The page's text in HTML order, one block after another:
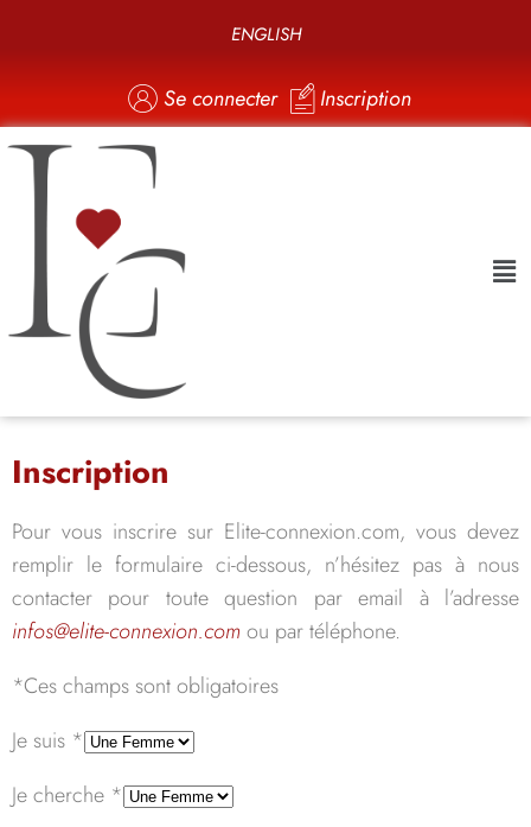
ENGLISH
Se connecter Inscription
Inscription
Pour vous inscrire sur Elite-connexion.com, vous devez
remplir le formulaire ci-dessous, n’hésitez pas à nous
contacter pour toute question par email à l’adresse
infos@elite-connexion.com ou par téléphone.
*Ces champs sont obligatoires
Je suis *
Je cherche *